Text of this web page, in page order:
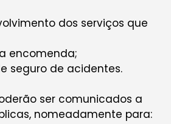
dos serviços que
encomenda;
seguro de acidentes.
ser comunicados a
nomeadamente para: